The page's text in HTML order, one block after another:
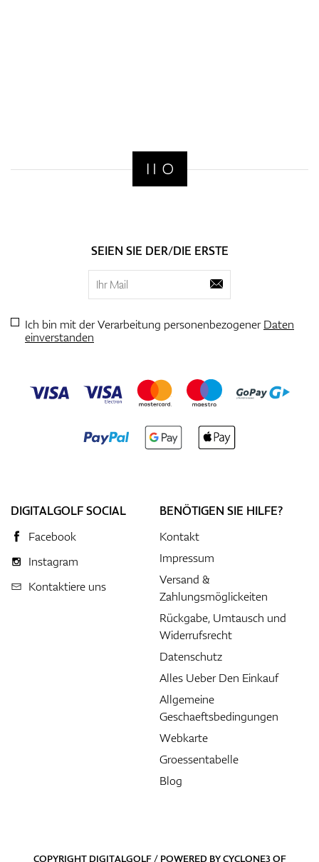
SEIEN SIE DER/DIE ERSTE
Ich bin mit der Verarbeitung personenbezogenerDaten
einverstanden
DIGITALGOLF SOCIAL
Facebook
Instagram
Kontaktiere uns
BENÖTIGEN SIE HILFE?
Kontakt
Impressum
Versand &
Zahlungsmöglickeiten
Rückgabe, Umtausch und
Widerrufsrecht
Datenschutz
Alles Ueber Den Einkauf
Allgemeine
Geschaeftsbedingungen
Webkarte
Groessentabelle
Blog
COPYRIGHT DIGITALGOLF / POWERED BYCYCLONE3OF